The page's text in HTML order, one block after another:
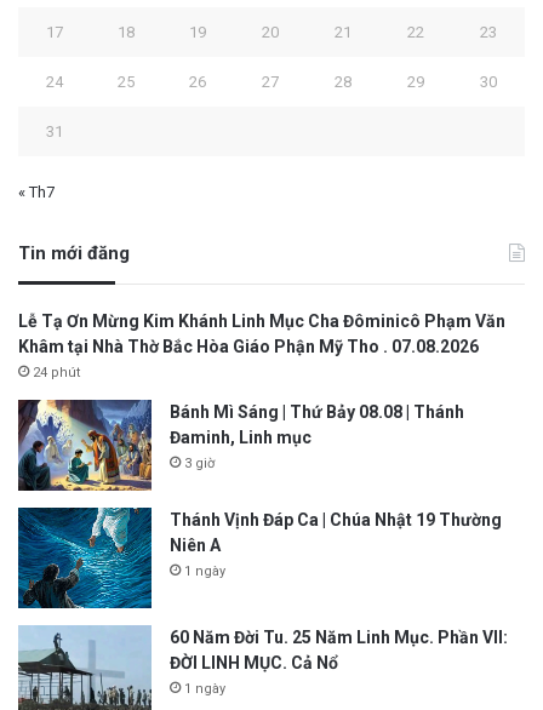
17 18 19 20 21 22 23
24 25 26 27 28 29 30
31
« Th7
Tin mới đăng
Lễ Tạ Ơn Mừng Kim Khánh Linh Mục Cha Đôminicô Phạm Văn
Khâm tại Nhà Thờ Bắc Hòa Giáo Phận Mỹ Tho . 07.08.2026
24 phút
Bánh Mì Sáng | Thứ Bảy 08.08 | Thánh
Đaminh, Linh mục
3 giờ
Thánh Vịnh Đáp Ca | Chúa Nhật 19 Thường
Niên A
1 ngày
60 Năm Đời Tu. 25 Năm Linh Mục. Phần VII:
ĐỜI LINH MỤC. Cả Nổ
1 ngày